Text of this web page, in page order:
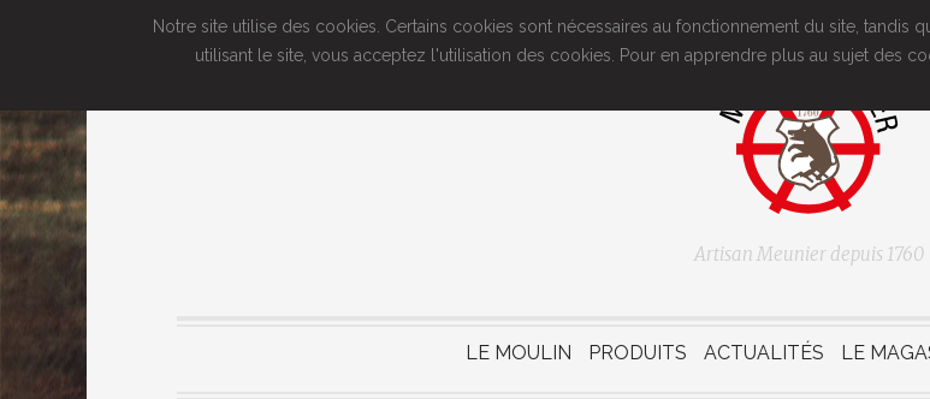
Artisan Meunier depuis 1760
LE MOULIN PRODUITS ACTUALITÉS LE
Notre site utilise des cookies. Certains cookies sont nécessaires au fonctionnement du site, tandis
utilisant le site, vous acceptez l'utilisation des cookies. Pour en apprendre plus au sujet des